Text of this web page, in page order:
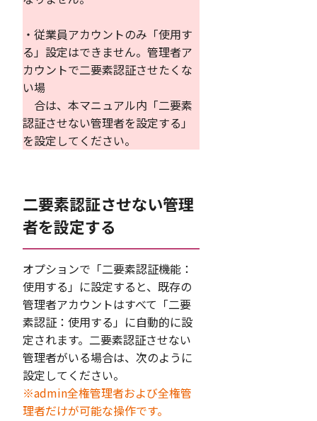
・従業員アカウントのみ「使用す
る」設定はできません。管理者ア
カウントで二要素認証させたくな
い場
合は、本マニュアル内「二要素
認証させない管理者を設定する」
を設定してください。
二要素認証させない管理
者を設定する
オプションで「二要素認証機能：
使用する」に設定すると、既存の
管理者アカウントはすべて「二要
素認証：使用する」に自動的に設
定されます。二要素認証させない
管理者がいる場合は、次のように
設定してください。
※admin全権管理者および全権管
理者だけが可能な操作です。